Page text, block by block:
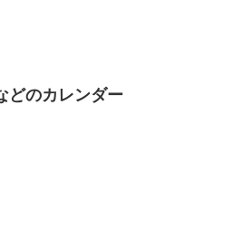
どのカレンダー